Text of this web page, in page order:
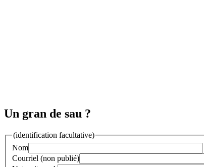
Un gran de sau ?
(identification facultative)
Nom
Courriel (non publié)